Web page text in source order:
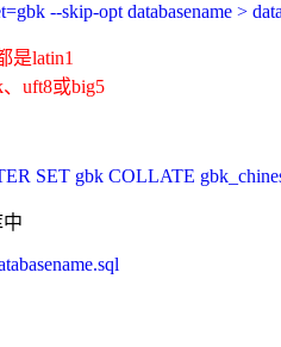
--skip-opt databasename >
是latin1
uft8或big5
SET gbk COLLATE